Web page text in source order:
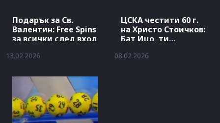
Подарък за Св.
Валентин: Free Spins
за всички след вход
13.02.2026
ЦСКА честити 60 г.
на Христо Стоичков:
Бат Ицо, ти…
08.02.2026